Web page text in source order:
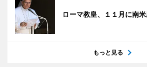
ローマ教皇、１１月に南
もっと見る